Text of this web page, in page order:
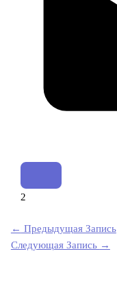
2
← Предыдущая Запись
Следующая Запись →